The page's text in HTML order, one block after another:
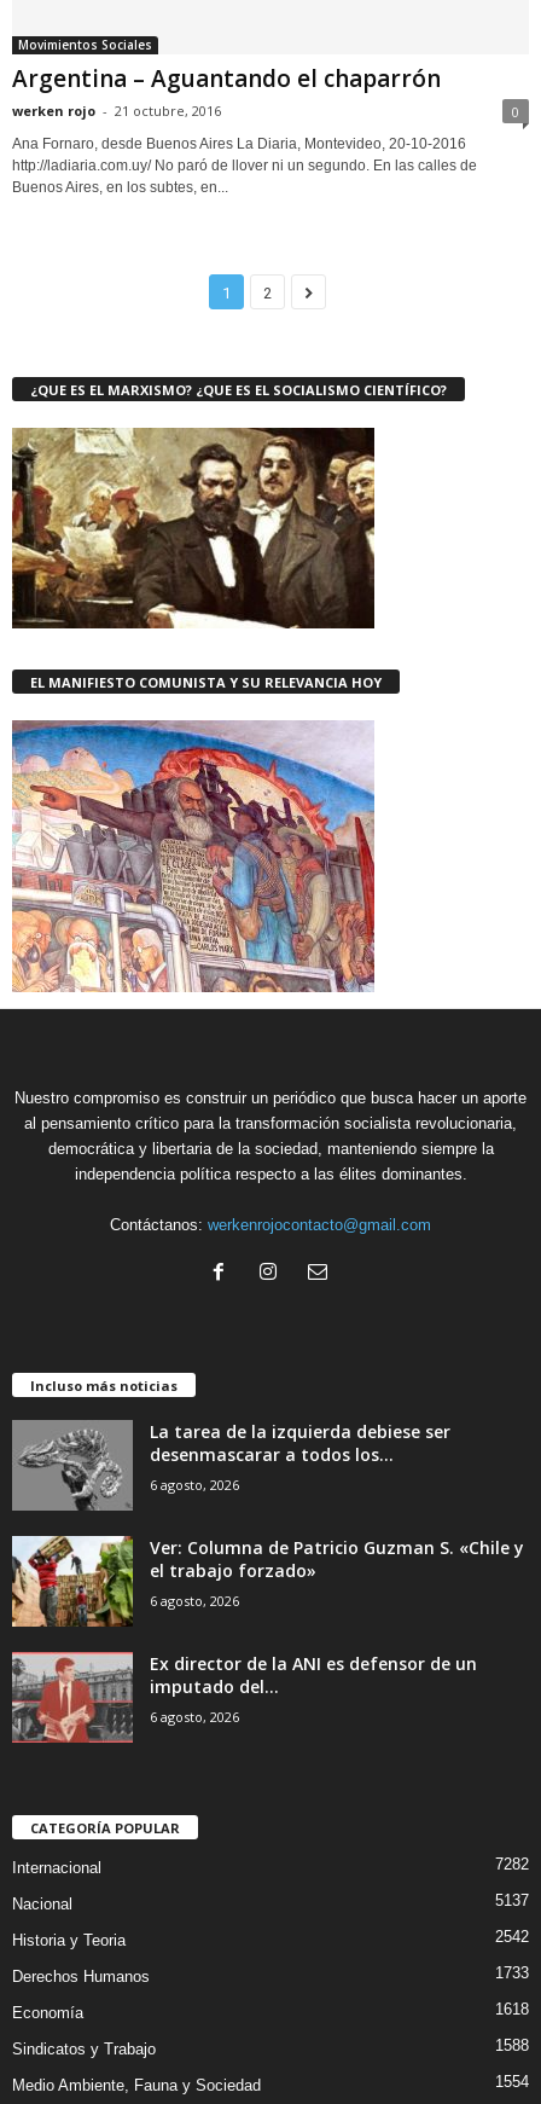
Movimientos Sociales
Argentina – Aguantando el chaparrón
werken rojo - 21 octubre, 2016 0
Ana Fornaro, desde Buenos Aires La Diaria, Montevideo, 20-10-2016
http://ladiaria.com.uy/ No paró de llover ni un segundo. En las calles de
Buenos Aires, en los subtes, en...
1 2
¿QUE ES EL MARXISMO? ¿QUE ES EL SOCIALISMO CIENTÍFICO?
EL MANIFIESTO COMUNISTA Y SU RELEVANCIA HOY
Nuestro compromiso es construir un periódico que busca hacer un aporte
al pensamiento crítico para la transformación socialista revolucionaria,
democrática y libertaria de la sociedad, manteniendo siempre la
independencia política respecto a las élites dominantes.
Contáctanos: werkenrojocontacto@gmail.com
Incluso más noticias
La tarea de la izquierda debiese ser
desenmascarar a todos los...
6 agosto, 2026
Ver: Columna de Patricio Guzman S. «Chile y
el trabajo forzado»
6 agosto, 2026
Ex director de la ANI es defensor de un
imputado del...
6 agosto, 2026
CATEGORÍA POPULAR
Internacional 7282
Nacional 5137
Historia y Teoria 2542
Derechos Humanos 1733
Economía 1618
Sindicatos y Trabajo 1588
Medio Ambiente, Fauna y Sociedad 1554